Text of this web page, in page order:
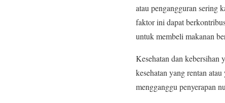
atau pengangguran sering
faktor ini dapat
untuk membeli makanan
Kesehatan dan
kesehatan yang rentan
mengganggu penyerapan